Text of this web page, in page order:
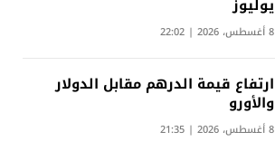
يوليوز
8 أغسطس، 2026 | 22:02
ارتفاع قيمة الدرهم مقابل الدولار
والأورو
8 أغسطس، 2026 | 21:35